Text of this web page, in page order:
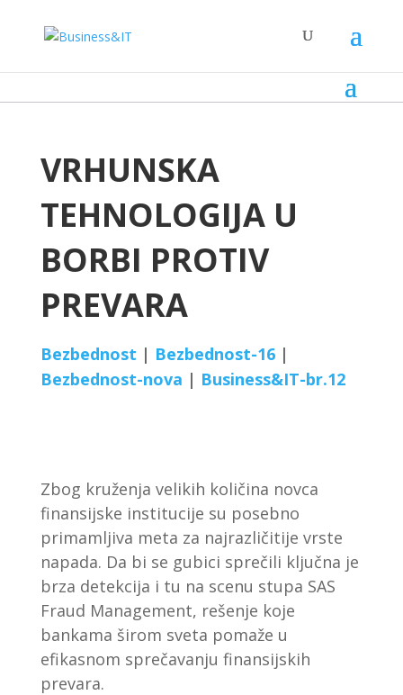
VRHUNSKA
TEHNOLOGIJA U
BORBI PROTIV
PREVARA
Bezbednost | Bezbednost-16|
Bezbednost-nova | Business&IT-br.12
Zbog kruženja velikih količina novca
finansijske institucije su posebno
primamljiva meta za najrazličitije vrste
napada. Da bi se gubici sprečili ključna je
brza detekcija i tu na scenu stupa SAS
Fraud Management, rešenje koje
bankama širom sveta pomaže u
efikasnom sprečavanju finansijskih
prevara.